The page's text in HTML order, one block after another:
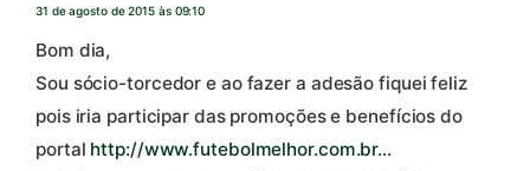
31 de agosto de 2015 às 09:10
Bom dia,
Sou sócio-torcedor e ao fazer a adesão fiquei feliz
pois iria participar das promoções e benefícios do
portal http://www.futebolmelhor.com.br...